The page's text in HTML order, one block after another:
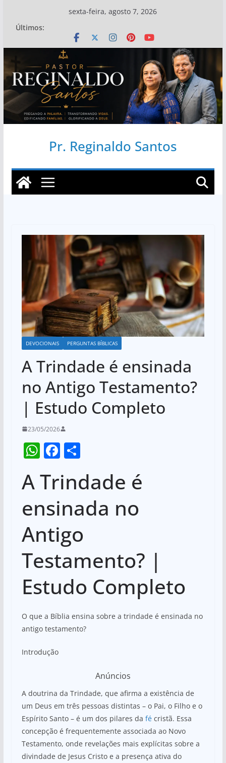
conteúdo
sexta-feira, agosto 7, 2026
Últimos:
Pr. Reginaldo Santos
DEVOCIONAIS PERGUNTAS BÍBLICAS
A Trindade é ensinada
no Antigo Testamento?
| Estudo Completo
23/05/2026
W
at
A
p
p
F
c
b
o
o
k
S
ar
A Trindade é
ensinada no
Antigo
Testamento? |
Estudo Completo
O que a Bíblia ensina sobre a trindade é ensinada no
antigo testamento?
Introdução
Anúncios
A doutrina da Trindade, que afirma a existência de
um Deus em três pessoas distintas – o Pai, o Filho e o
Espírito Santo – é um dos pilares da fécristã. Essa
concepção é frequentemente associada ao Novo
Testamento, onde revelações mais explícitas sobre a
divindade de Jesus Cristo e a presença ativa do